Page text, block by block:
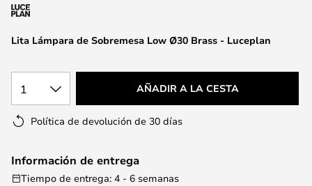
galería
imágenes
Lita Lámpara de Sobremesa Low Ø30 Brass - Luceplan
1 AÑADIR A LA CESTA
Política de devolución de 30 días
Información de entrega
Tiempo de entrega: 4 - 6 semanas